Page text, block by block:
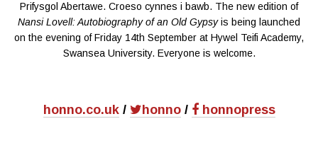
Prifysgol Abertawe. Croeso cynnes i bawb. The new edition of
Nansi Lovell: Autobiography of an Old Gypsyis being launched
on the evening of Friday 14th September at Hywel Teifi Academy,
Swansea University. Everyone is welcome.
honno.co.uk/ honno/ honnopress